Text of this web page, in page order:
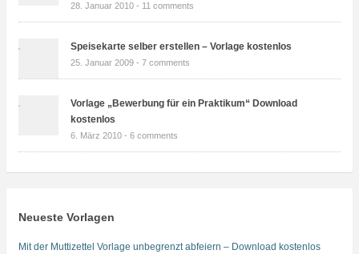
28. Januar 2010 - 11 comments
Speisekarte selber erstellen – Vorlage kostenlos
25. Januar 2009 - 7 comments
Vorlage „Bewerbung für ein Praktikum“ Download
kostenlos
6. März 2010 - 6 comments
Neueste Vorlagen
Mit der Muttizettel Vorlage unbegrenzt abfeiern – Download kostenlos